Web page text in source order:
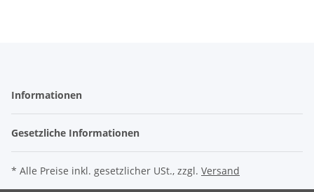
Informationen
Gesetzliche Informationen
* Alle Preise inkl. gesetzlicher USt., zzgl. Versand